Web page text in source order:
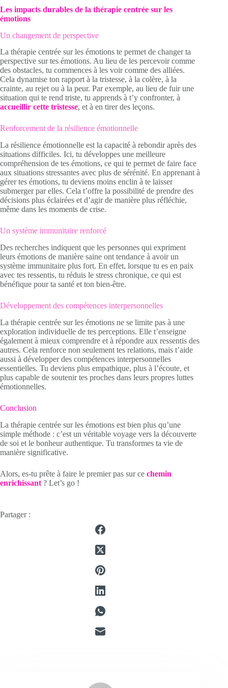
Les impacts durables de la thérapie centrée sur les
émotions
Un changement de perspective
La thérapie centrée sur les émotions te permet de changer ta
perspective sur tes émotions. Au lieu de les percevoir comme
des obstacles, tu commences à les voir comme des alliées.
Cela dynamise ton rapport à la tristesse, à la colère, à la
crainte, au rejet ou à la peur. Par exemple, au lieu de fuir une
situation qui te rend triste, tu apprends à t’y confronter, à
accueillir cette tristesse, et à en tirer des leçons.
Renforcement de la résilience émotionnelle
La résilience émotionnelle est la capacité à rebondir après des
situations difficiles. Ici, tu développes une meilleure
compréhension de tes émotions, ce qui te permet de faire face
aux situations stressantes avec plus de sérénité. En apprenant à
gérer tes émotions, tu deviens moins enclin à te laisser
submerger par elles. Cela t’offre la possibilité de prendre des
décisions plus éclairées et d’agir de manière plus réfléchie,
même dans les moments de crise.
Un système immunitaire renforcé
Des recherches indiquent que les personnes qui expriment
leurs émotions de manière saine ont tendance à avoir un
système immunitaire plus fort. En effet, lorsque tu es en paix
avec tes ressentis, tu réduis le stress chronique, ce qui est
bénéfique pour ta santé et ton bien-être.
Développement des compétences interpersonnelles
La thérapie centrée sur les émotions ne se limite pas à une
exploration individuelle de tes perceptions. Elle t’enseigne
également à mieux comprendre et à répondre aux ressentis des
autres. Cela renforce non seulement tes relations, mais t’aide
aussi à développer des compétences interpersonnelles
essentielles. Tu deviens plus empathique, plus à l’écoute, et
plus capable de soutenir tes proches dans leurs propres luttes
émotionnelles.
Conclusion
La thérapie centrée sur les émotions est bien plus qu’une
simple méthode : c’est un véritable voyage vers la découverte
de soi et le bonheur authentique. Tu transformes ta vie de
manière significative.
Alors, es-tu prête à faire le premier pas sur ce chemin
enrichissant ? Let’s go !
Partager :